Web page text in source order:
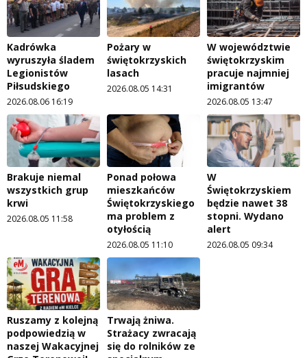
Kadrówka
wyruszyła śladem
Legionistów
Piłsudskiego
2026.08.06 16:19
Pożary w
świętokrzyskich
lasach
2026.08.05 14:31
W województwie
świętokrzyskim
pracuje najmniej
imigrantów
2026.08.05 13:47
Brakuje niemal
wszystkich grup
krwi
2026.08.05 11:58
Ponad połowa
mieszkańców
Świętokrzyskiego
ma problem z
otyłością
2026.08.05 11:10
W
Świętokrzyskiem
będzie nawet 38
stopni. Wydano
alert
2026.08.05 09:34
Ruszamy z kolejną
podpowiedzią w
naszej Wakacyjnej
Trwają żniwa.
Strażacy zwracają
się do rolników ze